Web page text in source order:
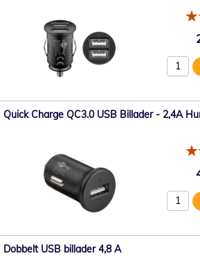
Quick Charge QC3.0 USB Billader - 2,4A
Dobbelt USB billader 4,8 A